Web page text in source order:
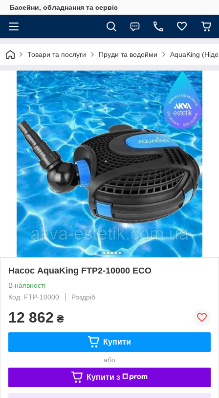
Басейни, обладнання та сервіс
Товари та послуги Пруди та водойми AquaKing
Насос AquaKing FTP2-10000 ECO
В наявності
Код: FTP-10000
Роздріб
12 862 ₴
Купити
або
Купити з